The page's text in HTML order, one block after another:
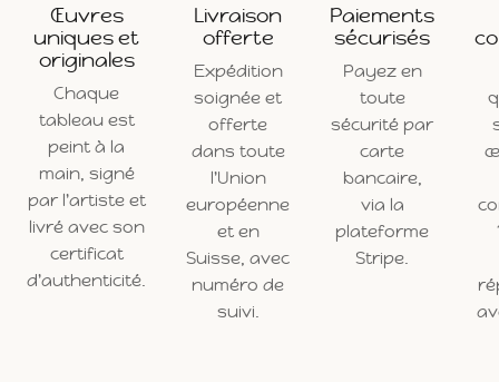
Œuvres
uniques et
originales
Chaque
tableau est
peint à la
main, signé
par l'artiste et
livré avec son
certificat
d'authenticité.
Livraison
offerte
Expédition
soignée et
offerte
dans toute
l'Union
européenne
et en
Suisse, avec
numéro de
suivi.
Paiements
sécurisés
Payez en
toute
sécurité par
carte
bancaire,
via la
plateforme
Stripe.